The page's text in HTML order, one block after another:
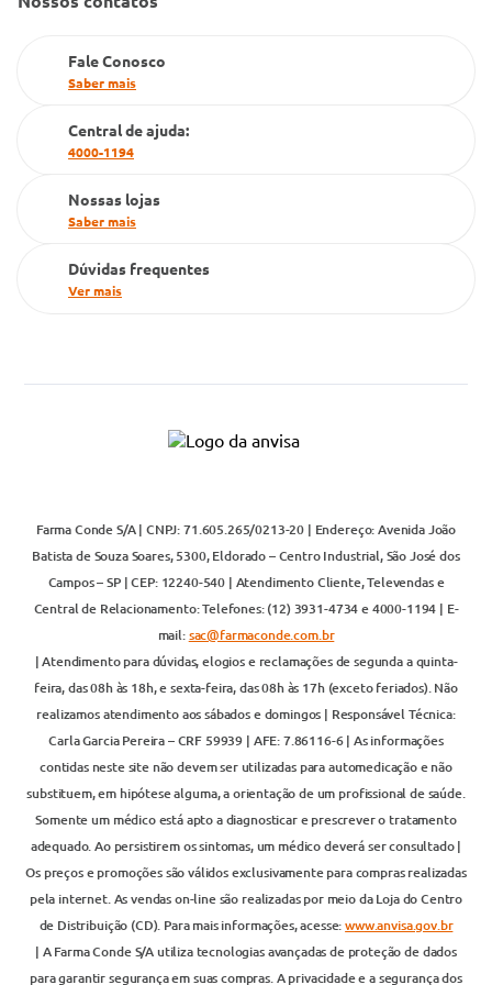
Cartão Grupo Conde
Televendas
Fale Conosco
Saber mais
Central de ajuda:
4000-1194
Nossas lojas
Saber mais
Dúvidas frequentes
Ver mais
Farma Conde S/A | CNPJ: 71.605.265/0213-20 | Endereço: Avenida João
Batista de Souza Soares, 5300, Eldorado – Centro Industrial, São José dos
Campos – SP | CEP: 12240-540 | Atendimento Cliente, Televendas e
Central de Relacionamento: Telefones: (12) 3931-4734 e 4000-1194 | E-
mail:sac@farmaconde.com.br
| Atendimento para dúvidas, elogios e reclamações de segunda a quinta-
feira, das 08h às 18h, e sexta-feira, das 08h às 17h (exceto feriados). Não
realizamos atendimento aos sábados e domingos | Responsável Técnica:
Carla Garcia Pereira – CRF 59939 | AFE: 7.86116-6 | As informações
contidas neste site não devem ser utilizadas para automedicação e não
substituem, em hipótese alguma, a orientação de um profissional de saúde.
Somente um médico está apto a diagnosticar e prescrever o tratamento
adequado. Ao persistirem os sintomas, um médico deverá ser consultado |
Os preços e promoções são válidos exclusivamente para compras realizadas
pela internet. As vendas on-line são realizadas por meio da Loja do Centro
de Distribuição (CD). Para mais informações, acesse:www.anvisa.gov.br
| A Farma Conde S/A utiliza tecnologias avançadas de proteção de dados
para garantir segurança em suas compras. A privacidade e a segurança dos